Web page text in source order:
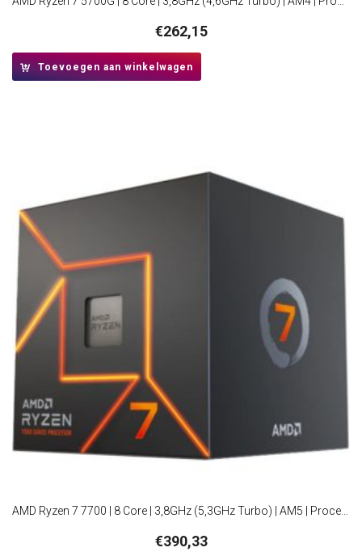
€262,15
Toevoegen aan winkelwagen
€390,33